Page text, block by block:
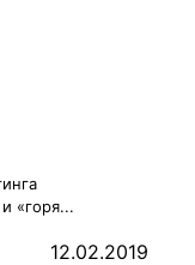
«горя...
12.02.2019